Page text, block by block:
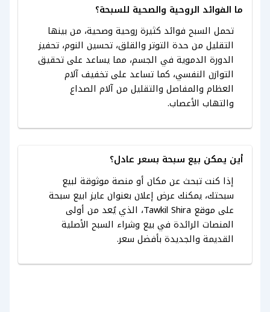
ما الفوائد الروحية والصحية للسبحة؟
تحمل السبح فوائد كثيرة روحية وصحية، من بينها
التقليل من حدة التوتر والقلق، تحسين النوم، تحفيز
الدورة الدموية في الجسم، مما يساعد على تحقيق
التوازن النفسي، كما تساعد على تخفيف آلام
العظام والمفاصل والتقليل من آلام الصداع
والتهاب الأعصاب.
أين يمكن بيع سبحة بسعر عادل؟
إذا كنت تبحث عن مكان أو منصة موثوقة لبيع
سبحتك، يمكنك عرض إعلان بعنوان عايز ابيع سبحة
على موقع Tawkil Shira، الذي يُعد من أولى
المنصات الرائدة في بيع وشراء السبح الأصلية
القديمة والجديدة بأفضل سعر.